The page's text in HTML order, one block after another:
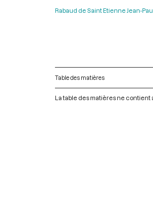
Rabaud de Saint Etienne Jean-
Table des matières
La table des matières ne contient